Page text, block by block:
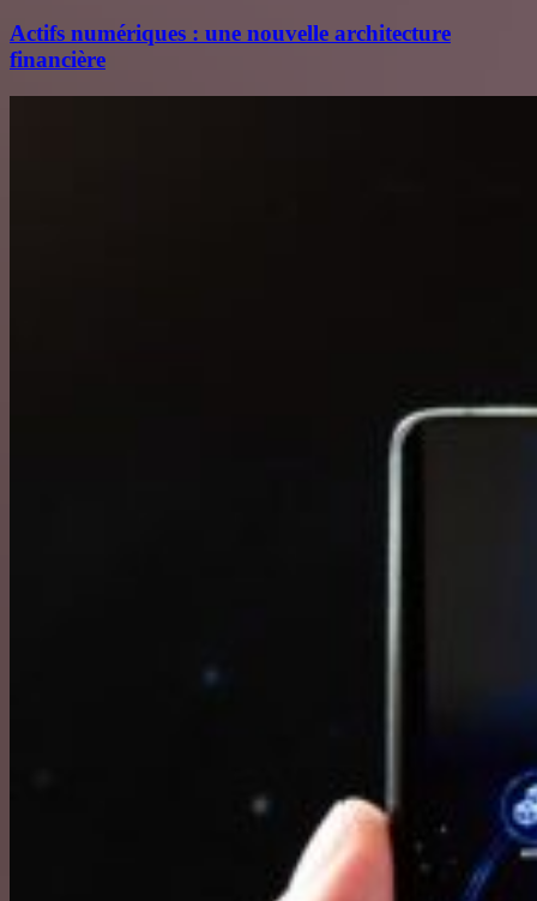
Actifs numériques : une nouvelle architecture
financière